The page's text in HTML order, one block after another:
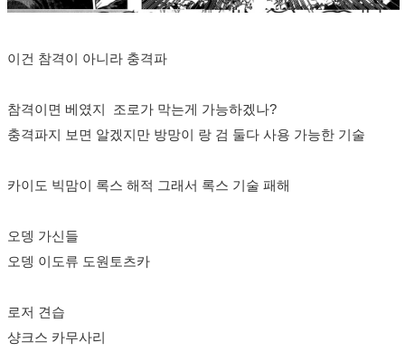
이건 참격이 아니라 충격파
참격이면 베였지 조로가 막는게 가능하겠나?
충격파지 보면 알겠지만 방망이 랑 검 둘다 사용 가능한 기술
카이도 빅맘이 록스 해적 그래서 록스 기술 패해
오뎅 가신들
오뎅 이도류 도원토츠카
로저 견습
샹크스 카무사리